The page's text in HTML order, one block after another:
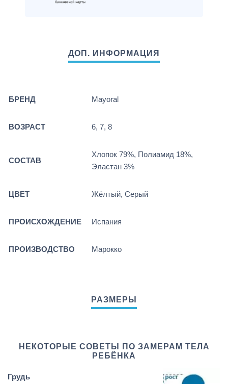
БРЕНД Mayoral
ВОЗРАСТ 6, 7, 8
СОСТАВ
Хлопок 79%, Полиамид 18%,
Эластан 3%
ЦВЕТ Жёлтый, Серый
ПРОИСХОЖДЕНИЕ Испания
ПРОИЗВОДСТВО Марокко
НЕКОТОРЫЕ СОВЕТЫ ПО ЗАМЕРАМ ТЕЛА
РЕБЁНКА
Грудь